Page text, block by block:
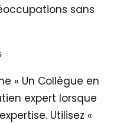
sans
« Un Collègue en
expert lorsque
Utilisez «